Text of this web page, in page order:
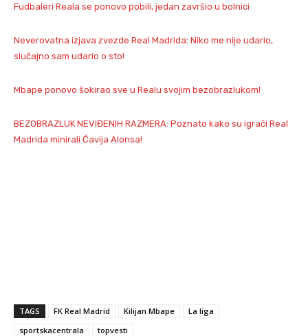
Fudbaleri Reala se ponovo pobili, jedan završio u bolnici
Neverovatna izjava zvezde Real Madrida: Niko me nije udario,
slučajno sam udario o sto!
Mbape ponovo šokirao sve u Realu svojim bezobrazlukom!
BEZOBRAZLUK NEVIĐENIH RAZMERA: Poznato kako su igrači Real
Madrida minirali Ćavija Alonsa!
TAGS FK Real Madrid Kilijan Mbape
La liga
sportskacentrala
topvesti